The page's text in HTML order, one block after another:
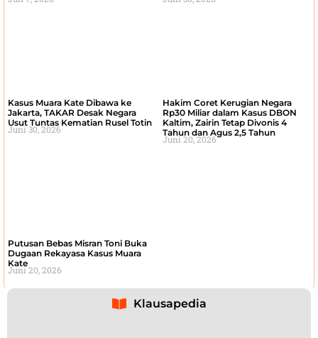
Kasus Muara Kate Dibawa ke
Jakarta, TAKAR Desak Negara
Usut Tuntas Kematian Rusel Totin
Juni 30, 2026
Hakim Coret Kerugian Negara
Rp30 Miliar dalam Kasus DBON
Kaltim, Zairin Tetap Divonis 4
Tahun dan Agus 2,5 Tahun
Juni 20, 2026
Putusan Bebas Misran Toni Buka
Dugaan Rekayasa Kasus Muara
Kate
Juni 20, 2026
Klausapedia